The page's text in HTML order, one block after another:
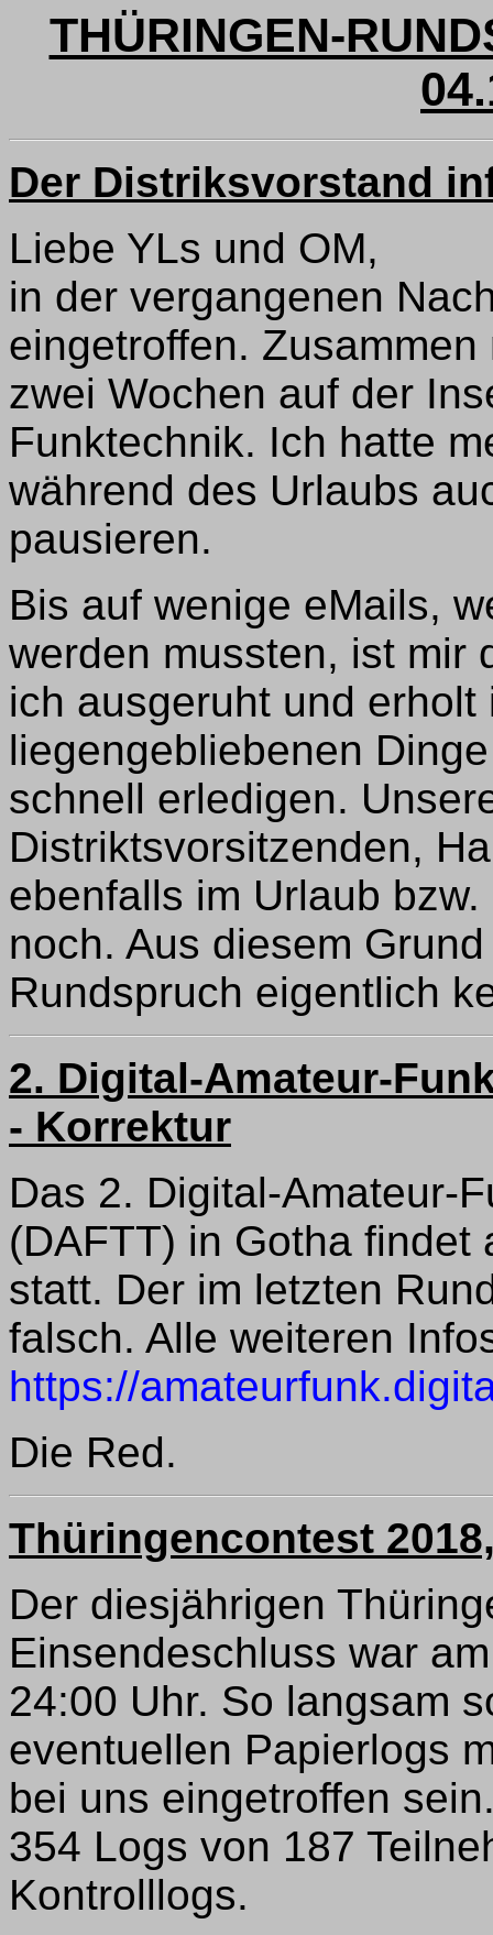
THÜRINGEN-
Der Distriksvorstand
Liebe YLs und OM,
in der vergangenen
eingetroffen.
zwei Wochen auf der
Funktechnik. Ich hatte
während des Urlaubs
pausieren.
Bis auf wenige eMails,
werden mussten, ist mir
ich ausgeruht und
liegengebliebenen
schnell erledigen.
Distriktsvorsitzenden,
ebenfalls im Urlaub
noch. Aus diesem
Rundspruch eigentlich
2. Digital-Amateur-
- Korrektur
Das 2. Digital-Amateur-
(DAFTT) in Gotha findet
statt. Der im letzten
falsch. Alle weiteren
https://
Die Red.
Thüringencontest
Der diesjährigen
Einsendeschluss war
24:00 Uhr. So langsam
eventuellen Papierlogs
bei uns eingetroffen
354 Logs von 187
Kontrolllogs.